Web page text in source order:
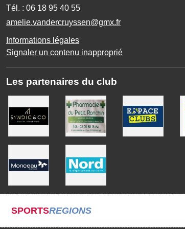
Tél. : 06 18 95 40 55
amelie.vandercruyssen@gmx.fr
Informations légales
Signaler un contenu inapproprié
Les partenaires du club
SPORTSREGIONS